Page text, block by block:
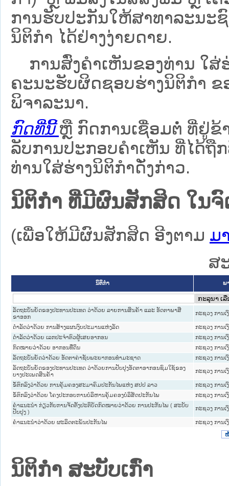
ການຮັບປະກັນໃຫ້ສາທາລະນະ
ນິຕິກຳ ໄດ້ຢ່າງງ່າຍດາຍ.
ການສົ່ງຄໍາເຫັນຂອງທ່ານ ໃສ່
ຄະນະຮັບຜິດຊອບຮ່າງນິຕິກຳ ຂ
ພິຈາລະນາ.
ກົດທີ່ນີ້ ຫຼື ກົດການເຊື່ອມຕໍ່ ທີ່ຢູ່ຂ້
ລັບການປະກອບຄຳເຫັນ ທີ່ໄດ້ຖື
ທ່ານໃສ່ຮ່າງນິຕິກຳດັ່ງກ່າວ.
ນິຕິກໍາ ທີ່ມີຜົນສັກສິດ ໃນ
(ເພື່ອໃຫ້ມີຜົນສັກສິດ ອີງຕາມ ມ
ສ
ນິຕິກໍາ ພ
ລັດຖະບັນຍັດຂອງປະທານປະເທດ ວ່າດ້ວຍ ລາຍການສິນຄ້າ ແລະ ອັດຕາພາສີ
ຂາອອກ
ກະຊວງ ການເ
ດຳລັດວ່າດ້ວຍ ການສ້າງແຜນງົບປະມານແຫ່ງລັດ
ກະຊວງ ການເ
ດໍາລັດວ່າດ້ວຍ ເລກປະຈໍາຕົວຜູ້ເສຍອາກອນ
ກະຊວງ ການເ
ກົດໝາຍວ່າດ້ວຍ ອາກອນທີ່ດິນ
ກະຊວງ ການເ
ລັດຖະບັນຍັດວ່າດ້ວຍ ອັດຕາຄ່າຊັບພະຍາກອນທໍາມະຊາດ
ກະຊວງ ການເ
ລັດຖະບັນຍັດຂອງປະທານປະເທດ ວ່າດ້ວຍການປັບປຸງອັດຕາອາກອນຊົມໃຊ້ຂອງ
ບາງປະເພດສິນຄ້າ
ກະຊວງ ການເ
ຂໍ້ຕົກລົງວ່າດ້ວຍ ການຄຸ້ມຄອງສະມາຄົມປະກັນໄພແຫ່ງ ສປປ ລາວ
ກະຊວງ ການເ
ຂໍ້ຕົກລົງວ່າດ້ວຍ ໂຄງປະກອບການບໍລິຫານຄຸ້ມຄອງບໍລິສັດປະກັນໄພ
ກະຊວງ ການເ
ຄຳແນະນຳ ກ່ຽວກັບການຈັດຕັ້ງປະຕິບັດກົດໝາຍວ່າດ້ວຍ ການປະກັນໄພ ( ສະບັບ
ປັບປຸງ )
ກະຊວງ ການເ
ຄຳແນະນຳວ່າດ້ວຍ ຜະລິດຕະພັນປະກັນໄພ
ກະຊວງ ການເ
ນິຕິກໍາ ສະບັບເກົ່າ